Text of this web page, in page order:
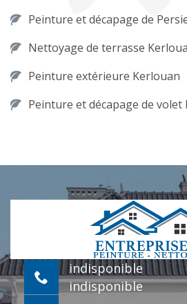
Peinture et décapage de
Nettoyage de terrasse
Peinture extérieure Kerlouan
Peinture et décapage de volet
indisponible
indisponible